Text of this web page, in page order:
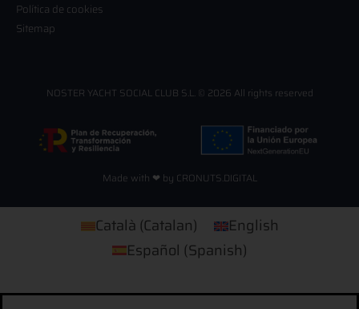
Política de cookies
Sitemap
NOSTER YACHT SOCIAL CLUB S.L. © 2026 All rights reserved
Made with ❤ by CRONUTS.DIGITAL
Català (Catalan)
English
Español (Spanish)